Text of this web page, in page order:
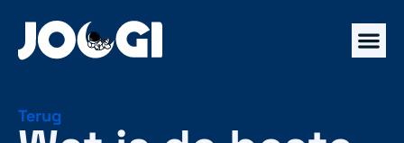
Terug